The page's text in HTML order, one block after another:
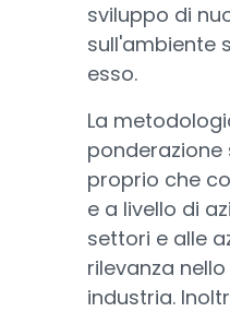
sviluppo di
sull'ambiente
esso.
La
ponderazione
proprio che
e a livello di
settori e alle
rilevanza
industria.